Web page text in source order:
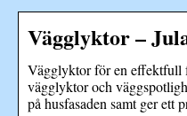
Vägglyktor –
Vägglyktor för en effektfull
vägglyktor och
på husfasaden samt ger ett